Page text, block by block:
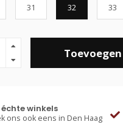
31 32 33
échte winkels
ons ook eens in Den Haag